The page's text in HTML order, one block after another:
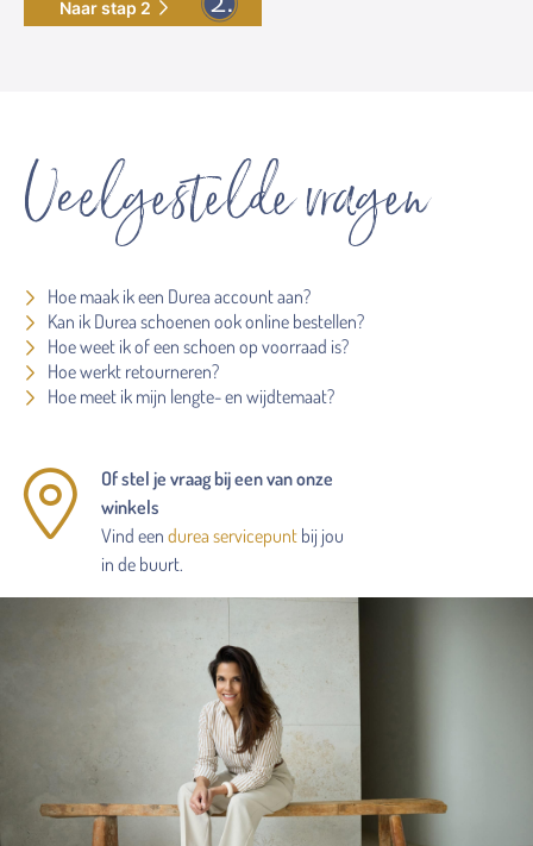
Naar stap 2
Veelgestelde vragen
Hoe maak ik een Durea account aan?
Kan ik Durea schoenen ook online bestellen?
Hoe weet ik of een schoen op voorraad is?
Hoe werkt retourneren?
Hoe meet ik mijn lengte- en wijdtemaat?
Of stel je vraag bij een van onze
winkels
Vind een durea servicepunt bij jou
in de buurt.